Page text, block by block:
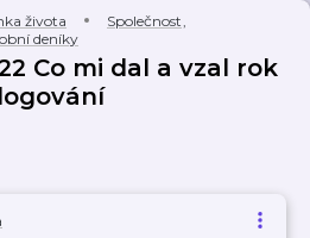
života Společnost,
deníky
Co mi dal a vzal rok